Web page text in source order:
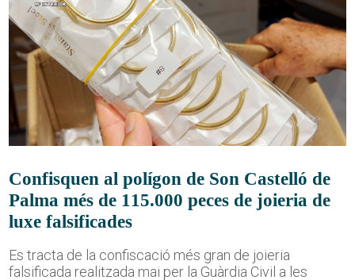
Confisquen al polígon de Son Castelló de
Palma més de 115.000 peces de joieria de
luxe falsificades
Es tracta de la confiscació més gran de joieria
falsificada realitzada mai per la Guàrdia Civil a les